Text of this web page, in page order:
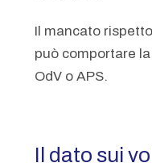
Il mancato
può comportare
OdV o APS.
Il dato sui